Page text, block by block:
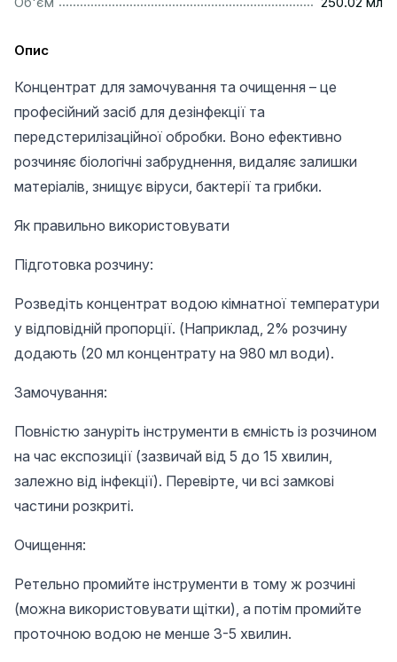
Опис
Концентрат для замочування та очищення – це
професійний засіб для дезінфекції та
передстерилізаційної обробки. Воно ефективно
розчиняє біологічні забруднення, видаляє залишки
матеріалів, знищує віруси, бактерії та грибки.
Як правильно використовувати
Підготовка розчину:
Розведіть концентрат водою кімнатної температури
у відповідній пропорції. (Наприклад, 2% розчину
додають (20 мл концентрату на 980 мл води).
Замочування:
Повністю зануріть інструменти в ємність із розчином
на час експозиції (зазвичай від 5 до 15 хвилин,
залежно від інфекції). Перевірте, чи всі замкові
частини розкриті.
Очищення:
Ретельно промийте інструменти в тому ж розчині
(можна використовувати щітки), а потім промийте
проточною водою не менше 3-5 хвилин.